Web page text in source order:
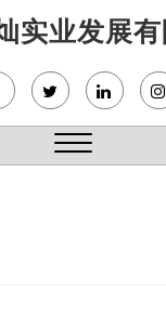
实业发展